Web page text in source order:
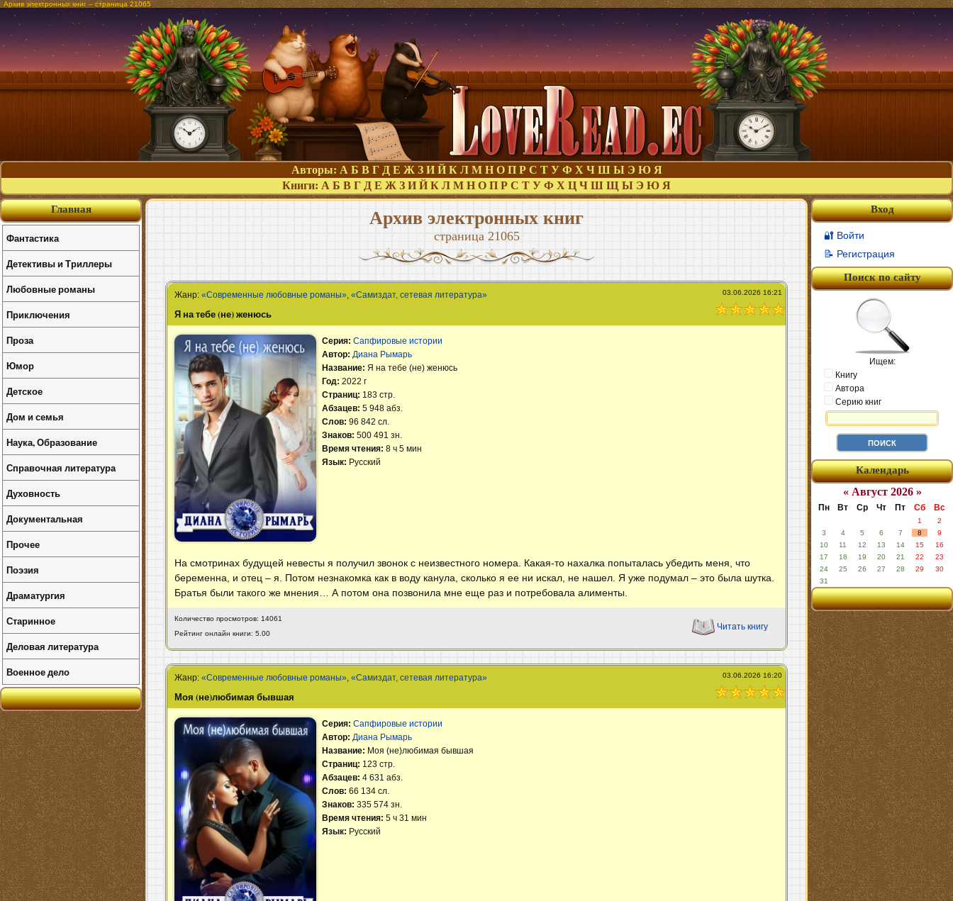
Архив электронных книг – страница 21065
Авторы: А Б В Г Д Е Ж З И Й К Л М Н О П Р С Т У Ф Х Ч Ш Ы Э Ю Я
Книги: А Б В Г Д Е Ж З И Й К Л М Н О П Р С Т У Ф Х Ц Ч Ш Щ Ы Э Ю Я
Архив электронных книг
страница 21065
Жанр:«Современные любовные романы»,«Самиздат, сетевая литература»
Я на тебе (не) женюсь
03.06.2026 16:21
Серия:Сапфировые истории
Автор:Диана Рымарь
Название:Я на тебе (не) женюсь
Год:2022 г
Страниц: 183 стр.
Абзацев:5 948 абз.
Слов:96 842 сл.
Знаков:500 491 зн.
Время чтения:8 ч 5 мин
Язык: Русский
На смотринах будущей невесты я получил звонок с неизвестного номера. Какая-то нахалка попыталась убедить меня, что
беременна, и отец – я. Потом незнакомка как в воду канула, сколько я ее ни искал, не нашел. Я уже подумал – это была шутка.
Братья были такого же мнения… А потом она позвонила мне еще раз и потребовала алименты.
Количество просмотров: 14061
Рейтинг онлайн книги: 5.00
Читать книгу
Жанр:«Современные любовные романы»,«Самиздат, сетевая литература»
Моя (не)любимая бывшая
03.06.2026 16:20
Серия:Сапфировые истории
Автор:Диана Рымарь
Название: Моя (не)любимая бывшая
Страниц: 123 стр.
Абзацев:4 631 абз.
Слов:66 134 сл.
Знаков:335 574 зн.
Время чтения:5 ч 31 мин
Язык: Русский
Вход
🔐 Войти
📝 Регистрация
Поиск по сайту
Ищем:
Книгу
Автора
Серию книг
Календарь
« Август 2026 »
Пн Вт Ср Чт Пт Сб Вс
1
2
3
4 5 6 7 8
9
10
11 12 13 14 15
16
17
18 19 20 21 22
23
24
25 26 27 28 29
30
31
Главная
Фантастика
Детективы и Триллеры
Любовные романы
Приключения
Проза
Юмор
Детское
Дом и семья
Наука, Образование
Справочная литература
Духовность
Документальная
Прочее
Поэзия
Драматургия
Старинное
Деловая литература
Военное дело